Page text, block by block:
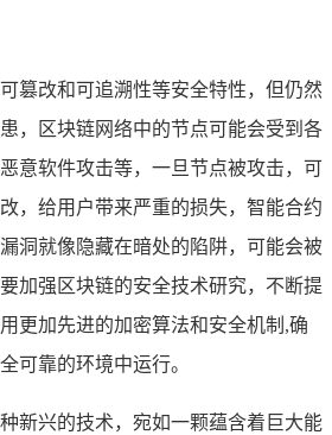
篡改和可追溯性等安全特性，但仍然
，区块链网络中的节点可能会受到各
意软件攻击等，一旦节点被攻击，可
，给用户带来严重的损失，智能合约
洞就像隐藏在暗处的陷阱，可能会被
加强区块链的安全技术研究，不断提
更加先进的加密算法和安全机制,确
可靠的环境中运行。
新兴的技术，宛如一颗蕴含着巨大能